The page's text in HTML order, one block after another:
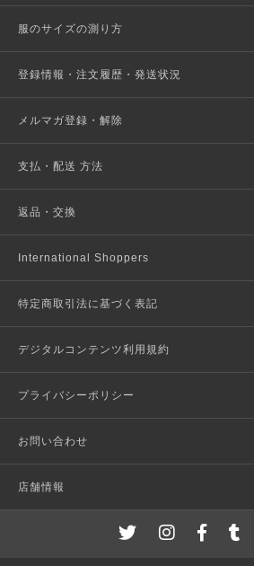
服のサイズの測り方
登録情報・注文履歴・発送状況
メルマガ登録・解除
支払・配送 方法
返品・交換
International Shoppers
特定商取引法に基づく表記
デジタルコンテンツ利用規約
プライバシーポリシー
お問い合わせ
店舗情報